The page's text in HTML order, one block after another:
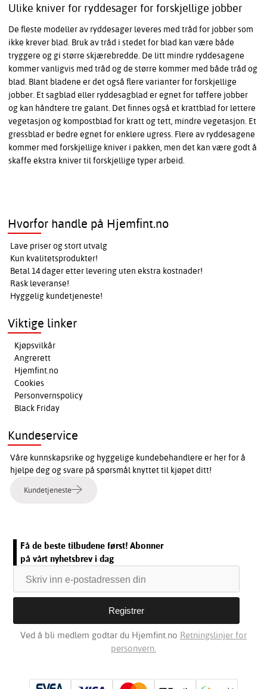
Ulike kniver for ryddesager for forskjellige jobber
De fleste modeller av ryddesager leveres med tråd for jobber som
ikke krever blad. Bruk av tråd i stedet for blad kan være både
tryggere og gi større skjærebredde. De litt mindre ryddesagene
kommer vanligvis med tråd og de større kommer med både tråd og
blad. Blant bladene er det også flere varianter for forskjellige
jobber. Et sagblad eller ryddesagblad er egnet for tøffere jobber
og kan håndtere tre galant. Det finnes også et krattblad for lettere
vegetasjon og kompostblad for kratt og tett, mindre vegetasjon. Et
gressblad er bedre egnet for enklere ugress. Flere av ryddesagene
kommer med forskjellige kniver i pakken, men det kan være godt å
skaffe ekstra kniver til forskjellige typer arbeid.
Hvorfor handle på Hjemfint.no
Lave priser og stort utvalg
Kun kvalitetsprodukter!
Betal 14 dager etter levering uten ekstra kostnader!
Rask leveranse!
Hyggelig kundetjeneste!
Viktige linker
Kjøpsvilkår
Angrerett
Hjemfint.no
Cookies
Personvernspolicy
Black Friday
Kundeservice
Våre kunnskapsrike og hyggelige kundebehandlere er her for å
hjelpe deg og svare på spørsmål knyttet til kjøpet ditt!
Kundetjeneste
Få de beste tilbudene først! Abonner
på vårt nyhetsbrev i dag
Ved å bli medlem godtar du Hjemfint.no Retningslinjer for
personvern.